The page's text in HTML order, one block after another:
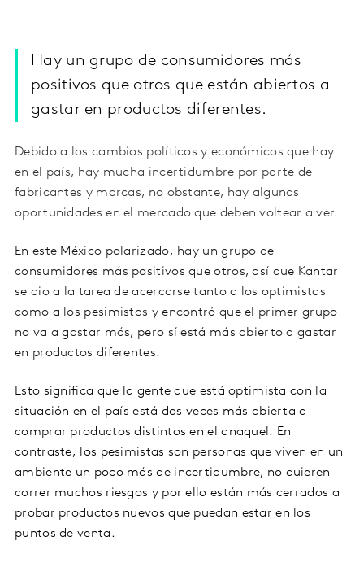
Hay un grupo de consumidores más
positivos que otros que están abiertos a
gastar en productos diferentes.
Debido a los cambios políticos y económicos que hay
en el país, hay mucha incertidumbre por parte de
fabricantes y marcas, no obstante, hay algunas
oportunidades en el mercado que deben voltear a ver.
En este México polarizado, hay un grupo de
consumidores más positivos que otros, así que Kantar
se dio a la tarea de acercarse tanto a los optimistas
como a los pesimistas y encontró que el primer grupo
no va a gastar más, pero sí está más abierto a gastar
en productos diferentes.
Esto significa que la gente que está optimista con la
situación en el país está dos veces más abierta a
comprar productos distintos en el anaquel. En
contraste, los pesimistas son personas que viven en un
ambiente un poco más de incertidumbre, no quieren
correr muchos riesgos y por ello están más cerrados a
probar productos nuevos que puedan estar en los
puntos de venta.